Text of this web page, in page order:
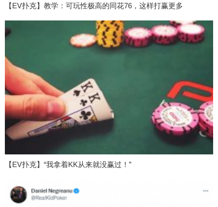
【EV扑克】教学：可玩性极高的同花76，这样打赢更多
【EV扑克】“我拿着KK从来就没赢过！”